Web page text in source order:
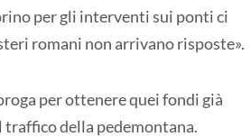
per gli interventi sui ponti ci
romani non arrivano risposte».
per ottenere quei fondi già
della pedemontana.